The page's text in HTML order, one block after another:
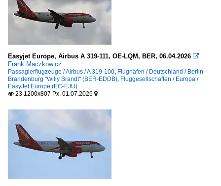
Easyjet Europe, Airbus A 319-111, OE-LQM, BER, 06.04.2026 
Frank Maczkowicz
Passagierflugzeuge / Airbus / A 319-100, Flughäfen / Deutschland / Berlin-
Brandenburg "Willy Brandt" (BER-EDDB), Fluggesellschaften / Europa /
EasyJet Europe (EC-EJU)
 23 1200x807 Px, 01.07.2026 